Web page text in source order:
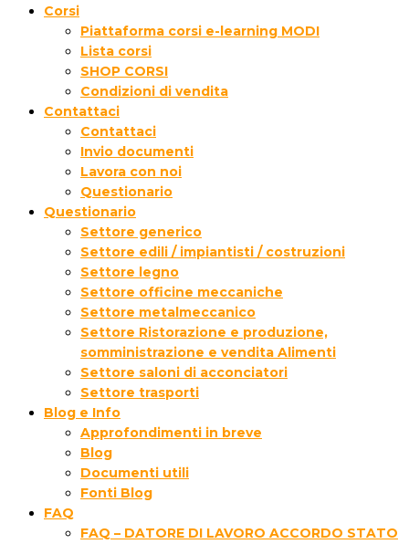
Corsi
Piattaforma corsi e-learning MODI
Lista corsi
SHOP CORSI
Condizioni di vendita
Contattaci
Contattaci
Invio documenti
Lavora con noi
Questionario
Questionario
Settore generico
Settore edili / impiantisti / costruzioni
Settore legno
Settore officine meccaniche
Settore metalmeccanico
Settore Ristorazione e produzione,
somministrazione e vendita Alimenti
Settore saloni di acconciatori
Settore trasporti
Blog e Info
Approfondimenti in breve
Blog
Documenti utili
Fonti Blog
FAQ
FAQ – DATORE DI LAVORO ACCORDO STATO